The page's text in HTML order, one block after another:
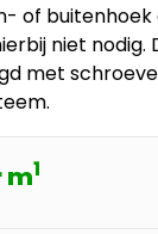
of buitenhoek
niet nodig.
met
m1